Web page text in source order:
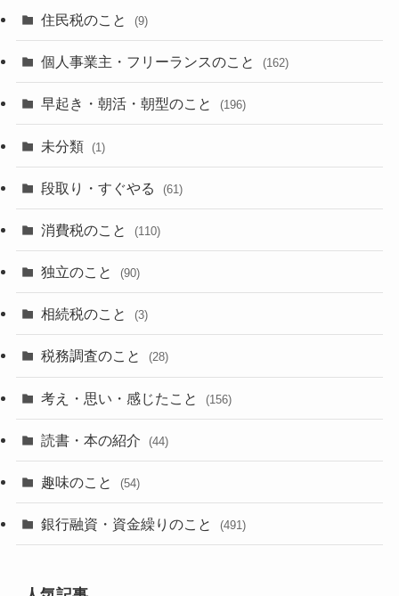
住民税のこと (9)
個人事業主・フリーランスのこと (162)
早起き・朝活・朝型のこと (196)
未分類 (1)
段取り・すぐやる (61)
消費税のこと (110)
独立のこと (90)
相続税のこと (3)
税務調査のこと (28)
考え・思い・感じたこと (156)
読書・本の紹介 (44)
趣味のこと (54)
銀行融資・資金繰りのこと (491)